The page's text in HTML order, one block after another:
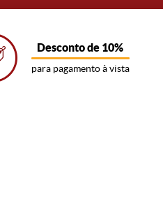
Desconto de 10%
para pagamento à vista